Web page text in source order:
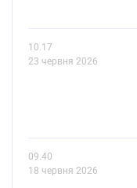
10.17
23 червня 2026
09.40
18 червня 2026